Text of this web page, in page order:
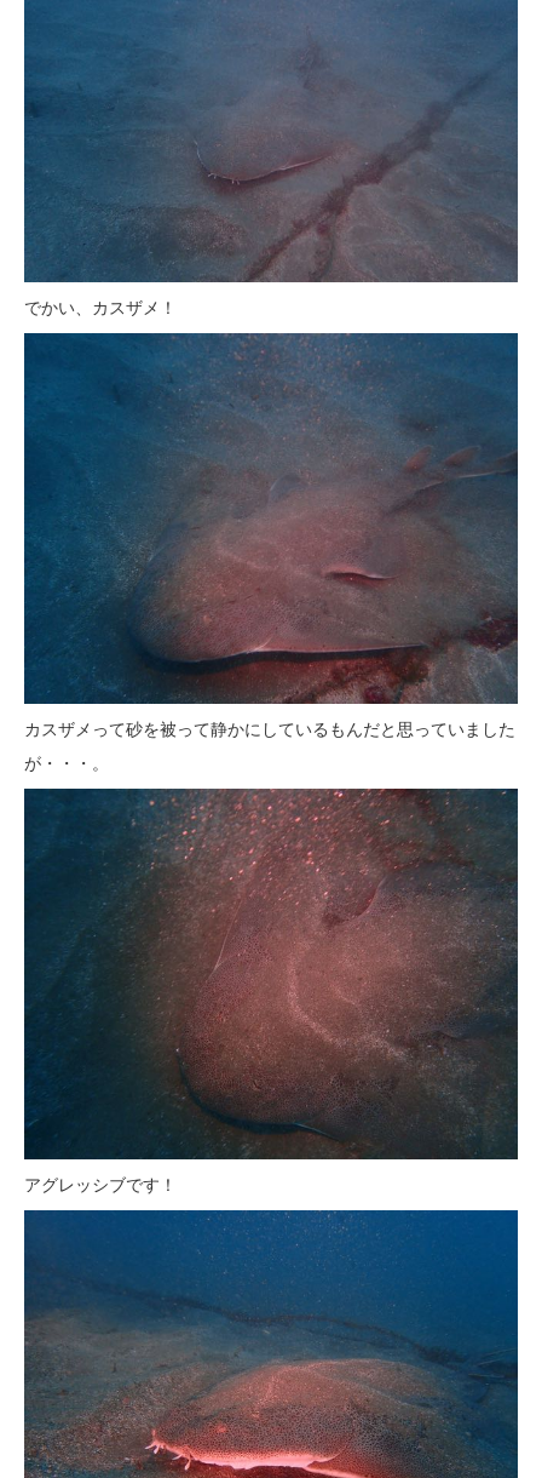
でかい、カスザメ！
カスザメって砂を被って静かにしているもんだと思っていました
が・・・。
アグレッシブです！